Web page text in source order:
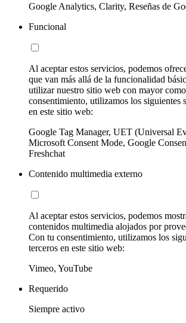
Google Analytics, Clarity, Reseñas de
Funcional
Al aceptar estos servicios, podemos
que van más allá de la funcionalidad
utilizar nuestro sitio web con mayor
consentimiento, utilizamos los siguientes
en este sitio web:
Google Tag Manager, UET (Universal
Microsoft Consent Mode, Google
Freshchat
Contenido multimedia externo
Al aceptar estos servicios, podemos
contenidos multimedia alojados por
Con tu consentimiento, utilizamos los
terceros en este sitio web:
Vimeo, YouTube
Requerido
Siempre activo